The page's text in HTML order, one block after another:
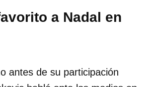
a Nadal en
antes de su participación